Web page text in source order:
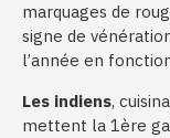
marquages de
signe de
l’année en
Les indiens,
mettent la 1ère